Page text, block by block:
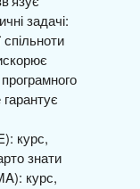
задачі:
курс,
знати
курс,